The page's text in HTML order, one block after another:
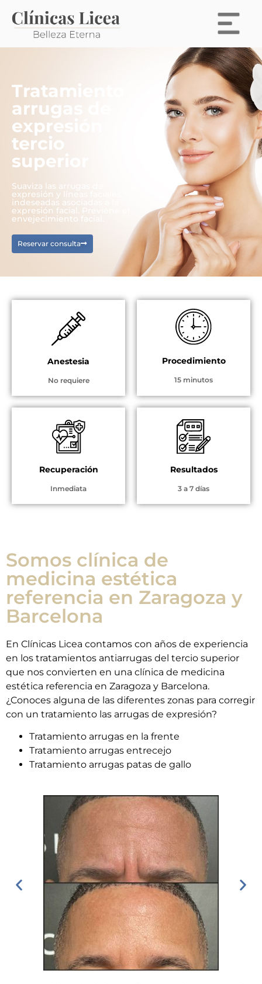
Tratamiento
arrugas de
expresión
tercio
superior
Suaviza las arrugas de
expresión y líneas faciales
indeseadas asociadas a la
expresión facial. Previene el
envejecimiento facial.
Reservar consulta
Anestesia
No requiere
Procedimiento
15 minutos
Recuperación
Inmediata
Resultados
3 a 7 días
Somos clínica de
medicina estética
referencia en Zaragoza y
Barcelona
En Clínicas Licea contamos con años de experiencia
en los tratamientos antiarrugas del tercio superior
que nos convierten en una clínica de medicina
estética referencia en Zaragoza y Barcelona.
¿Conoces alguna de las diferentes zonas para corregir
con un tratamiento las arrugas de expresión?
Tratamiento arrugas en la frente
Tratamiento arrugas entrecejo
Tratamiento arrugas patas de gallo